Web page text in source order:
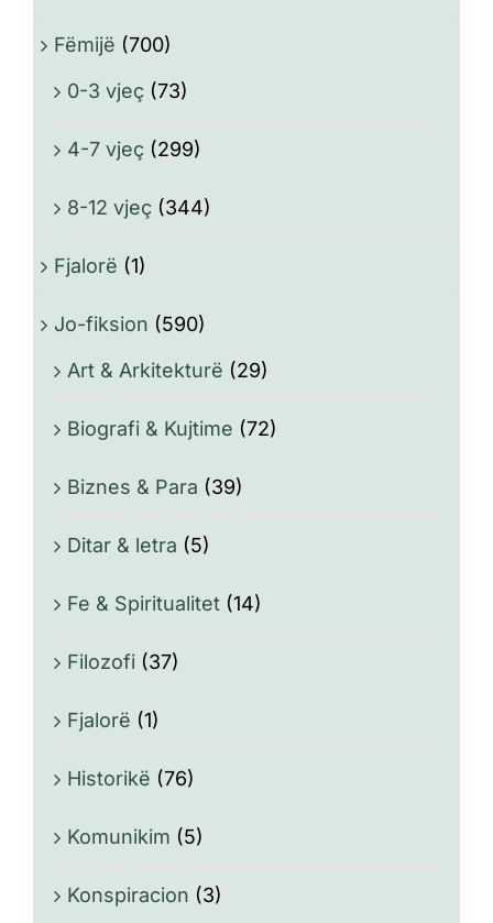
Fëmijë (700)
0-3 vjeç (73)
4-7 vjeç (299)
8-12 vjeç (344)
Fjalorë (1)
Jo-fiksion (590)
Art & Arkitekturë (29)
Biografi & Kujtime (72)
Biznes & Para (39)
Ditar & letra (5)
Fe & Spiritualitet (14)
Filozofi (37)
Fjalorë (1)
Historikë (76)
Komunikim (5)
Konspiracion (3)